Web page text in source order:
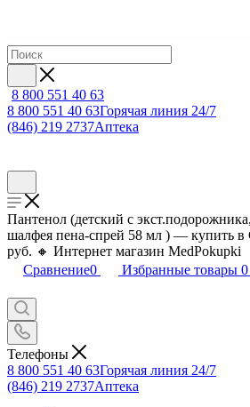
8 800 551 40 63
8 800 551 40 63Горячая линия 24/7
(846) 219 2737Аптека
Пантенол (детский с
шалфея пена-спрей 58 мл ) — купить в
руб. 🔸 Интернет магазин MedPokupki
Сравнение0 Избранные товары 0
Телефоны
8 800 551 40 63Горячая линия 24/7
(846) 219 2737Аптека